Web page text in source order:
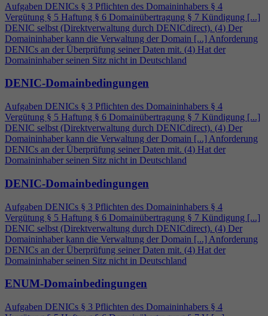
Aufgaben DENICs § 3 Pflichten des Domaininhabers § 4
Vergütung § 5 Haftung § 6 Domainübertragung § 7 Kündigung [...]
DENIC selbst (Direktverwaltung durch DENICdirect). (4) Der
Domaininhaber kann die Verwaltung der Domain [...] Anforderung
DENICs an der Überprüfung seiner Daten mit. (4) Hat der
Domaininhaber seinen Sitz nicht in Deutschland
DENIC-Domainbedingungen
Aufgaben DENICs § 3 Pflichten des Domaininhabers § 4
Vergütung § 5 Haftung § 6 Domainübertragung § 7 Kündigung [...]
DENIC selbst (Direktverwaltung durch DENICdirect). (4) Der
Domaininhaber kann die Verwaltung der Domain [...] Anforderung
DENICs an der Überprüfung seiner Daten mit. (4) Hat der
Domaininhaber seinen Sitz nicht in Deutschland
DENIC-Domainbedingungen
Aufgaben DENICs § 3 Pflichten des Domaininhabers § 4
Vergütung § 5 Haftung § 6 Domainübertragung § 7 Kündigung [...]
DENIC selbst (Direktverwaltung durch DENICdirect). (4) Der
Domaininhaber kann die Verwaltung der Domain [...] Anforderung
DENICs an der Überprüfung seiner Daten mit. (4) Hat der
Domaininhaber seinen Sitz nicht in Deutschland
ENUM-Domainbedingungen
Aufgaben DENICs § 3 Pflichten des Domaininhabers § 4